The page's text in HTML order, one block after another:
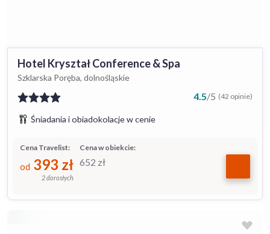
Hotel Kryształ Conference & Spa
Szklarska Poręba, dolnośląskie
4.5/5 (42 opinie)
Śniadania i obiadokolacje w cenie
Cena w obiekcie:
652 zł
Cena Travelist:
od 393 zł
2 dorosłych